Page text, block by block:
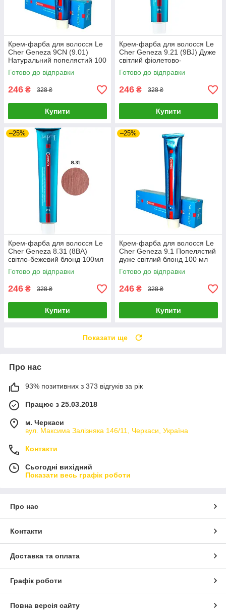
Крем-фарба для волосся Le
Cher Geneza 9CN (9.01)
Натуральний попелястий 100
мл
Готово до відправки
246 ₴ 328 ₴
Купити
Крем-фарба для волосся Le
Cher Geneza 9.21 (9BJ) Дуже
світлий фіолетово-
попелястий блонд 100 мл
Готово до відправки
246 ₴ 328 ₴
Купити
–25%
Крем-фарба для волосся Le
Cher Geneza 8.31 (8BA)
світло-бежевий блонд 100мл
Готово до відправки
246 ₴ 328 ₴
Купити
–25%
Крем-фарба для волосся Le
Cher Geneza 9.1 Попелястий
дуже світлий блонд 100 мл
Готово до відправки
246 ₴ 328 ₴
Купити
Показати ще
Про нас
93% позитивних з 373 відгуків за рік
Працює з 25.03.2018
м. Черкаси
вул. Максима Залізняка 146/11, Черкаси, Україна
Контакти
Сьогодні вихідний
Показати весь графік роботи
Про нас
Контакти
Доставка та оплата
Графік роботи
Повна версія сайту